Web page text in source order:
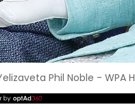
Phil Noble - WPA